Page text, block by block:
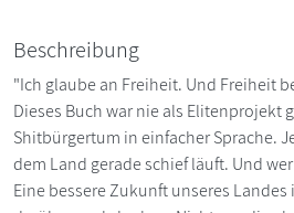
Beschreibung
"Ich glaube an Freiheit. Und Freiheit
Dieses Buch war nie als Elitenprojekt
Shitbürgertum in einfacher Sprache.
dem Land gerade schief läuft. Und
Eine bessere Zukunft unseres